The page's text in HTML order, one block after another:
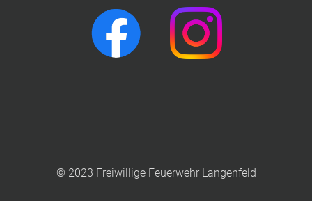
© 2023 Freiwillige Feuerwehr Langenfeld